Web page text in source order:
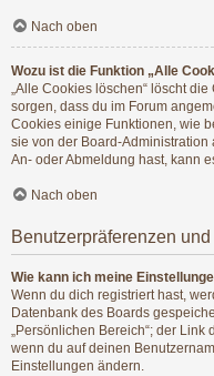
Nach oben
Wozu ist die Funktion „Alle
„Alle Cookies löschen“ löscht
sorgen, dass du im Forum
Cookies einige Funktionen, wie
sie von der Board-
An- oder Abmeldung hast, kann
Nach oben
Benutzerpräferenzen
Wie kann ich meine
Wenn du dich registriert hast,
Datenbank des Boards
„Persönlichen Bereich“; der
wenn du auf deinen
Einstellungen ändern.